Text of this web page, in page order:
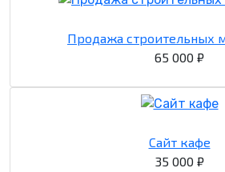
Продажа строительных
65 000 ₽
Сайт кафе
35 000 ₽